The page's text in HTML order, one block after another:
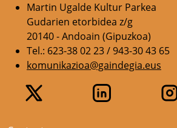
Martin Ugalde Kultur Parkea
Gudarien etorbidea z/g
20140 - Andoain (Gipuzkoa)
Tel.: 623-38 02 23 / 943-30 43 65
komunikazioa@gaindegia.eus